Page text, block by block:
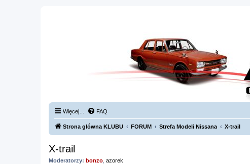
Więcej… FAQ
Strona główna KLUBU FORUM Strefa Modeli Nissana X-trail
X-trail
Moderatorzy: bonzo azorek